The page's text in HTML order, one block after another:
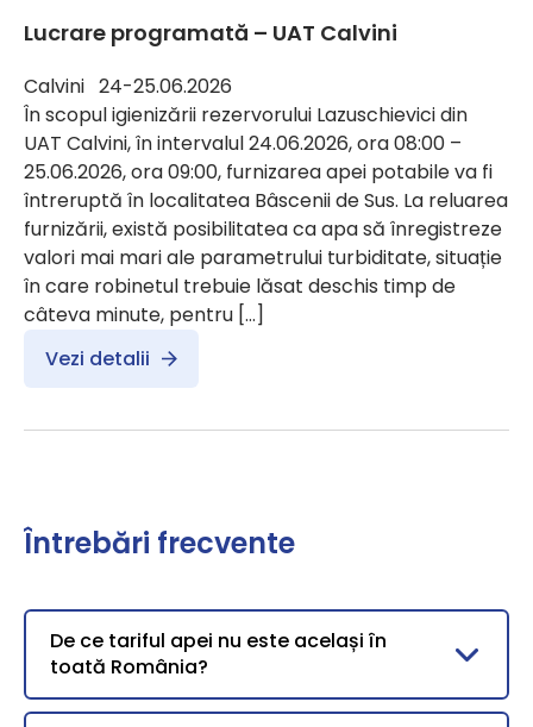
Lucrare programată – UAT Calvini
Calvini 24-25.06.2026
În scopul igienizării rezervorului Lazuschievici din
UAT Calvini, în intervalul 24.06.2026, ora 08:00 –
25.06.2026, ora 09:00, furnizarea apei potabile va fi
întreruptă în localitatea Bâscenii de Sus. La reluarea
furnizării, există posibilitatea ca apa să înregistreze
valori mai mari ale parametrului turbiditate, situație
în care robinetul trebuie lăsat deschis timp de
câteva minute, pentru […]
Vezi detalii
Întrebări frecvente
De ce tariful apei nu este același în
toată România?